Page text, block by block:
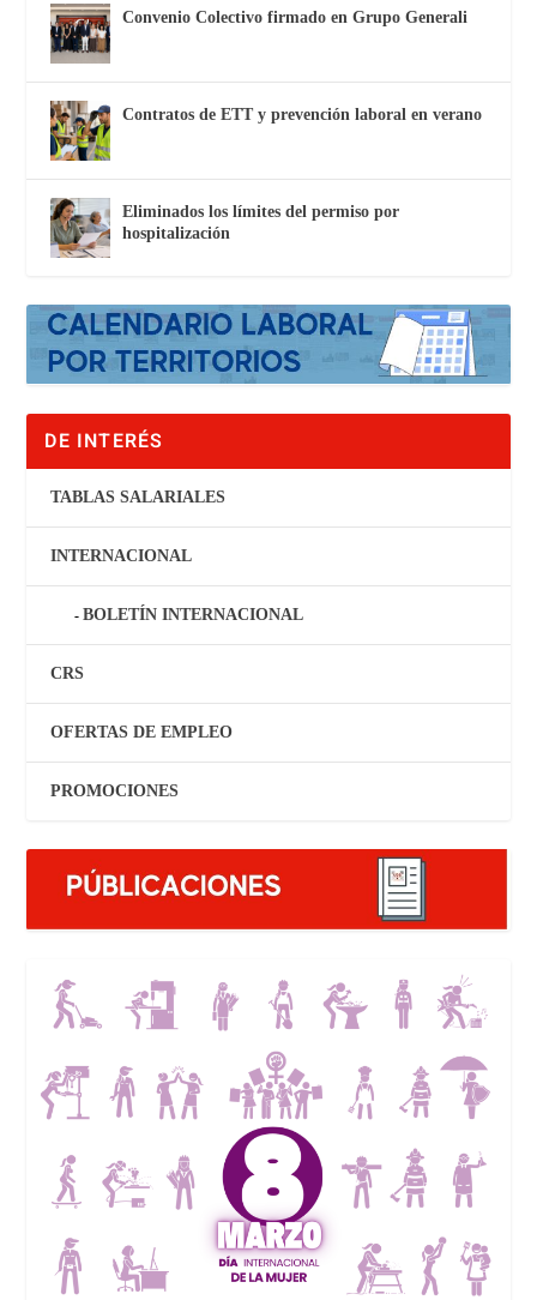
Convenio Colectivo firmado en Grupo Generali
Contratos de ETT y prevención laboral en verano
Eliminados los límites del permiso por
hospitalización
DE INTERÉS
TABLAS SALARIALES
INTERNACIONAL
BOLETÍN INTERNACIONAL
CRS
OFERTAS DE EMPLEO
PROMOCIONES